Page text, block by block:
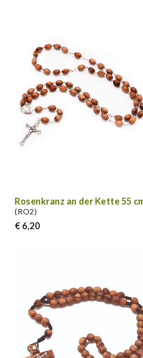
Rosenkranz an der Kette 55
(RO2)
€ 6,20